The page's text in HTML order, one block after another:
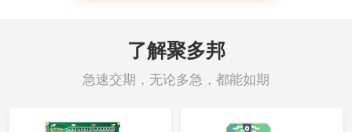
了解聚多邦
急速交期，无论多急，都能如期